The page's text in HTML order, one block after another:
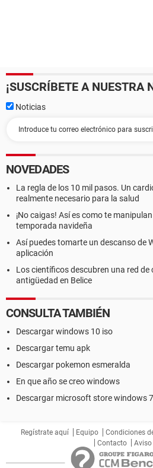
¡SUSCRÍBETE A NUESTRA
Noticias
NOVEDADES
La regla de los 10 mil pasos. Un
realmente necesario para la salud
¡No caigas! Así es como te
temporada navideña
Así puedes tomarte un descanso de
aplicación
Los científicos descubren una red de
antigüedad en Belice
CONSULTA TAMBIÉN
Descargar windows 10 iso
Descargar temu apk
Descargar pokemon esmeralda
En que año se creo windows
Descargar microsoft store windows 7
Regístrate aquí Equipo Condiciones
Contacto
Aviso